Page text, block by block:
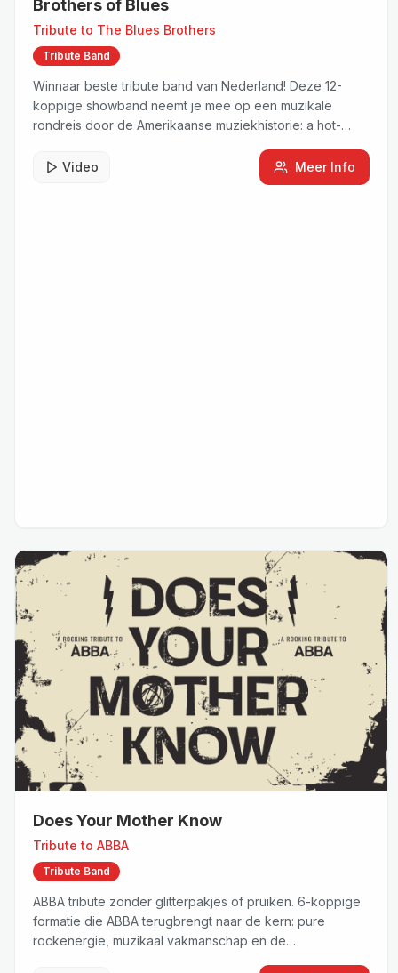
Brothers of Blues
Tribute to The Blues Brothers
Tribute Band
Winnaar beste tribute band van Nederland! Deze 12-
koppige showband neemt je mee op een muzikale
rondreis door de Amerikaanse muziekhistorie: a hot-
Video
Meer Info
Does Your Mother Know
Tribute to ABBA
Tribute Band
ABBA tribute zonder glitterpakjes of pruiken. 6-koppige
formatie die ABBA terugbrengt naar de kern: pure
rockenergie, muzikaal vakmanschap en de